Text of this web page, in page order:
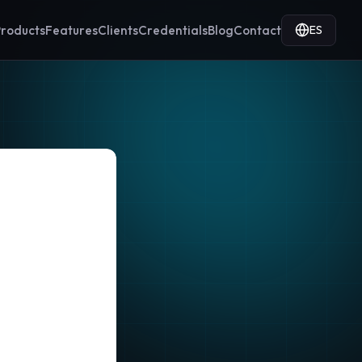
FeaturesClientsCredentialsBlogContact ES